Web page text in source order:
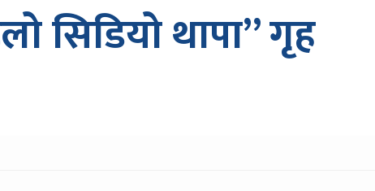
सिडियो थापा” गृह